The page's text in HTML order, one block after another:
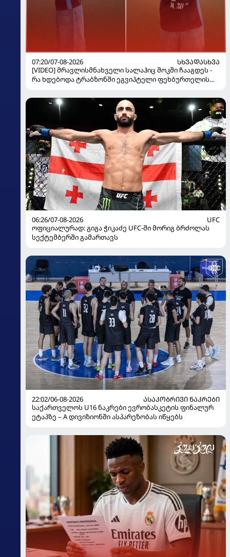
07:20/07-08-2026
ᲡᲮᲕᲐᲓᲐᲡᲮᲕᲐ
[VIDEO] მრავლისმნახველი სალაჰიც შოკში ჩააგდეს -
რა ხდებოდა ტრაბზონში ეგვიპტელი ფეხბურთელის
06:26/07-08-2026
UFC
ოფიციალურად: გიგა ჭიკაძე UFC-ში მორიგ ბრძოლას
სექტემბერში გამართავს
22:02/06-08-2026
ᲐᲡᲐᲙᲝᲑᲠᲘᲕᲘ ᲜᲐᲙᲠᲔᲑᲘ
საქართველოს U16 ნაკრები ევრობასკეტის ფინალურ
ეტაპზე – A დივიზიონში ასპარეზობას იწყებს